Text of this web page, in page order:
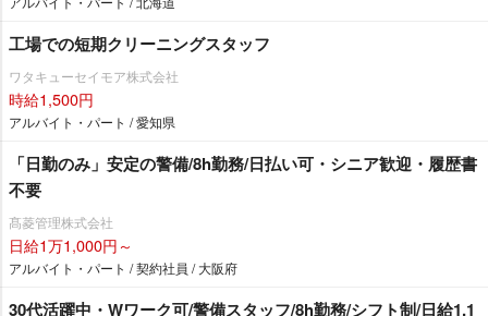
工場での短期クリーニングスタッフ
ワタキューセイモア株式会社
時給1,500円
アルバイト・パート / 愛知県
「日勤のみ」安定の警備/8h勤務/日払い可・シニア歓迎・履歴書
不要
髙菱管理株式会社
日給1万1,000円～
アルバイト・パート / 契約社員 / 大阪府
30代活躍中・Wワーク可/警備スタッフ/8h勤務/シフト制/日給1.1